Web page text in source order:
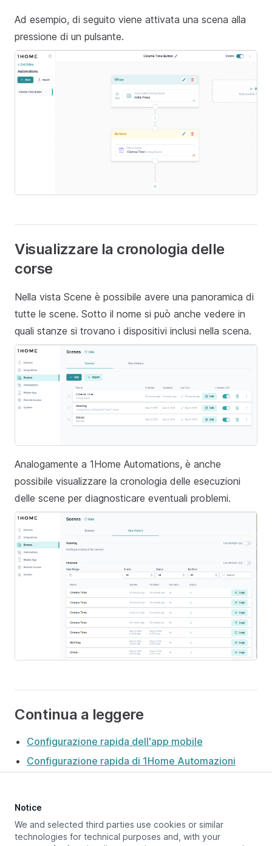
Ad esempio, di seguito viene attivata una scena alla
pressione di un pulsante.
Visualizzare la cronologia delle
corse
Nella vista Scene è possibile avere una panoramica di
tutte le scene. Sotto il nome si può anche vedere in
quali stanze si trovano i dispositivi inclusi nella scena.
Analogamente a 1Home Automations, è anche
possibile visualizzare la cronologia delle esecuzioni
delle scene per diagnosticare eventuali problemi.
Continua a leggere
Configurazione rapida dell'app mobile
Configurazione rapida di 1Home Automazioni
Aggiornato a:
Notice
We and selected third parties use cookies or similar
technologies for technical purposes and, with your